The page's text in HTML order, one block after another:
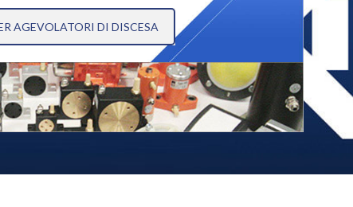
AGEVOLATORI DI DISCESA